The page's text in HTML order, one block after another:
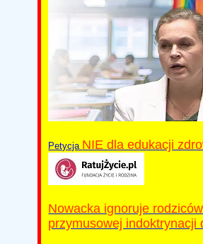
Petycja NIE dla edukacji
Nowacka ignoruje
przymusowej indoktrynacji